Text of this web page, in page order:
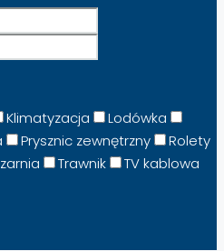
Klimatyzacja
Lodówka
Prysznic zewnętrzny
Rolety
Trawnik
TV kablowa